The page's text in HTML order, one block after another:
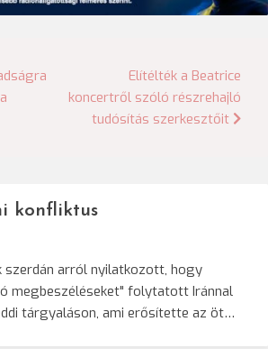
Elítélték a Beatrice
koncertről szóló részrehajló
tudósítás szerkesztőit
konfliktus
szerdán arról nyilatkozott, hogy
megbeszéléseket" folytatott Iránnal
tárgyaláson, ami erősítette az öt…